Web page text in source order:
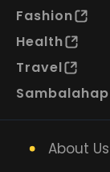
Fashion
Health
Travel
Sambalahap
About Us